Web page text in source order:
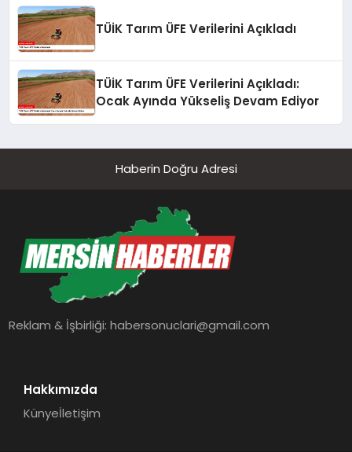
TÜİK Tarım ÜFE Verilerini Açıkladı
TÜİK Tarım ÜFE Verilerini Açıkladı:
Ocak Ayında Yükseliş Devam Ediyor
Haberin Doğru Adresi
Reklam & İşbirliği:habersonuclari@gmail.com
Hakkımızda
Künyeİletişim